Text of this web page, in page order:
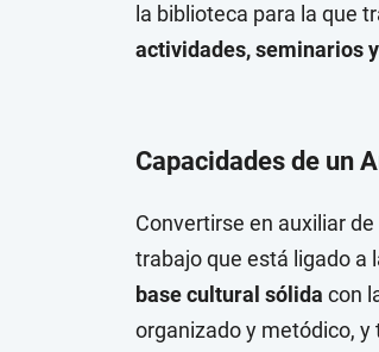
la biblioteca para la que
actividades, seminarios
Capacidades de un
Convertirse en auxiliar
trabajo que está ligado a
base cultural sólida con
organizado y metódico, y